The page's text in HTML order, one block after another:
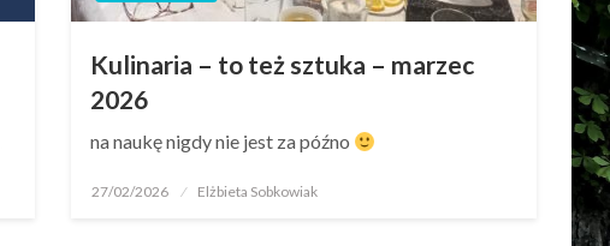
Kulinaria – to też sztuka – marzec
2026
na naukę nigdy nie jest za późno
27/02/2026 Elżbieta Sobkowiak